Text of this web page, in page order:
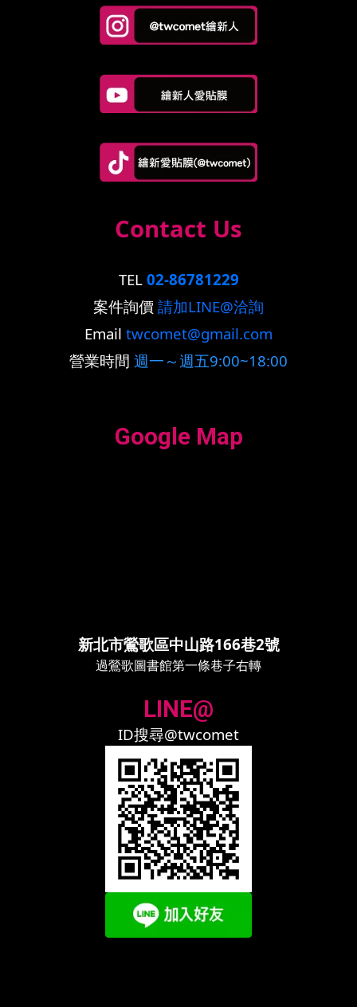
Contact Us
TEL 02-86781229
案件詢價 請加LINE@洽詢
Email twcomet@gmail.com
營業時間 週一～週五9:00~18:00
Google Map
新北市鶯歌區中山路166巷2號
過鶯歌圖書館第一條巷子右轉
LINE@
ID搜尋@twcomet